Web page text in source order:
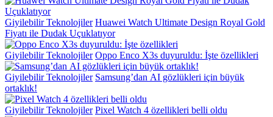
Giyilebilir Teknolojiler Huawei Watch Ultimate Design Royal Gold
Fiyatı ile Dudak Uçuklatıyor
Giyilebilir Teknolojiler Oppo Enco X3s duyuruldu: İşte özellikleri
Giyilebilir Teknolojiler Samsung’dan AI gözlükleri için büyük
ortaklık!
Giyilebilir Teknolojiler Pixel Watch 4 özellikleri belli oldu